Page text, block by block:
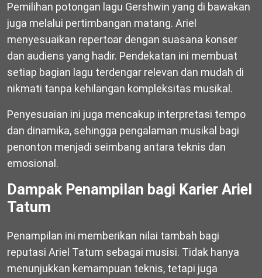
Pemilihan potongan lagu Gershwin yang di bawakan
juga melalui pertimbangan matang. Ariel
menyesuaikan repertoar dengan suasana konser
dan audiens yang hadir. Pendekatan ini membuat
setiap bagian lagu terdengar relevan dan mudah di
nikmati tanpa kehilangan kompleksitas musikal.
Penyesuaian ini juga mencakup interpretasi tempo
dan dinamika, sehingga pengalaman musikal bagi
penonton menjadi seimbang antara teknis dan
emosional.
Dampak Penampilan bagi Karier Ariel
Tatum
Penampilan ini memberikan nilai tambah bagi
reputasi Ariel Tatum sebagai musisi. Tidak hanya
menunjukkan kemampuan teknis, tetapi juga